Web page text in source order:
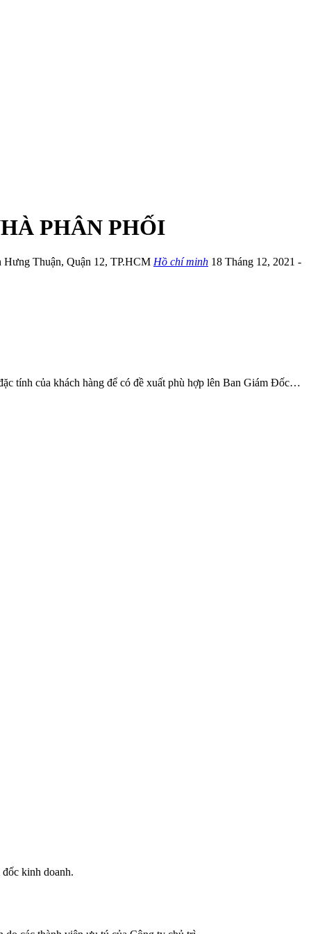
PHÂN PHỐI
Hưng Thuận, Quận 12, TP.HCM Hồ chí minh 18 Tháng 12, 2021 -
tính của khách hàng để có đề xuất phù hợp lên Ban Giám Đốc…
kinh doanh.